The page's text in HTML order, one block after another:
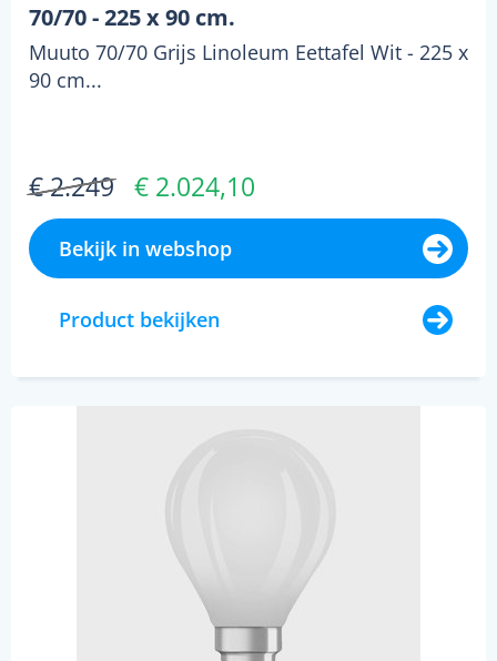
70/70 - 225 x 90 cm.
Muuto 70/70 Grijs Linoleum Eettafel Wit - 225 x
90 cm...
€ 2.249 € 2.024,10
Bekijk in webshop
Product bekijken